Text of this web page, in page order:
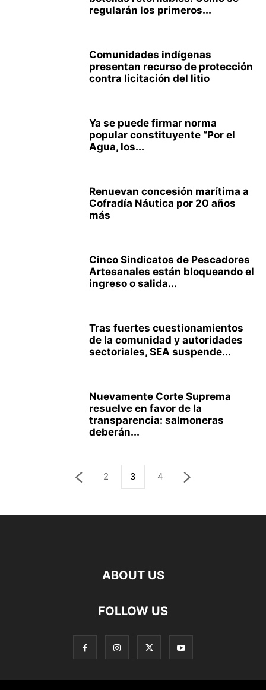
regularán los primeros...
Comunidades indígenas
presentan recurso de protección
contra licitación del litio
Ya se puede firmar norma
popular constituyente “Por el
Agua, los...
Renuevan concesión marítima a
Cofradía Náutica por 20 años
más
Cinco Sindicatos de Pescadores
Artesanales están bloqueando el
ingreso o salida...
Tras fuertes cuestionamientos
de la comunidad y autoridades
sectoriales, SEA suspende...
Nuevamente Corte Suprema
resuelve en favor de la
transparencia: salmoneras
deberán...
2 3 4
ABOUT US
FOLLOW US